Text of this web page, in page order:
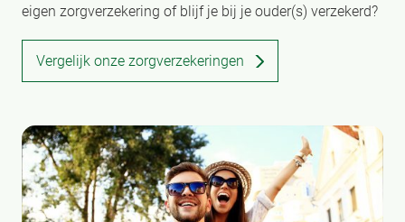
eigen zorgverzekering of blijf je bij je ouder(s) verzekerd?
Vergelijk onze zorgverzekeringen